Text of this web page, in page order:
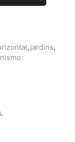
, jardins,